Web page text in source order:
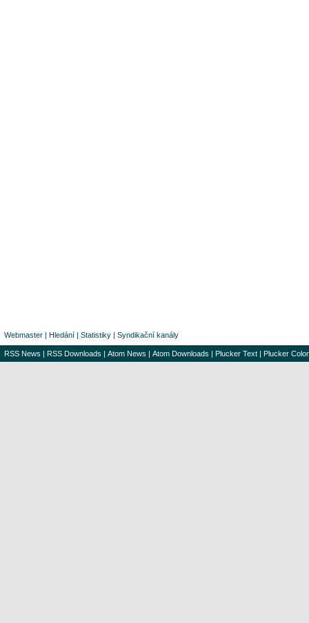
Webmaster | Hledání | Statistiky | Syndikační kanály
RSS News | RSS Downloads | Atom News | Atom Downloads | Plucker Text | Plucker Color